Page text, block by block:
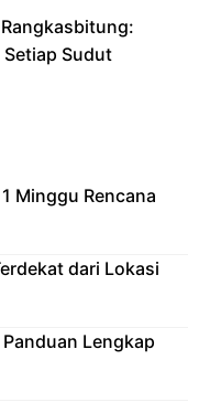
Setiap Sudut
Minggu Rencana
dari Lokasi
Lengkap